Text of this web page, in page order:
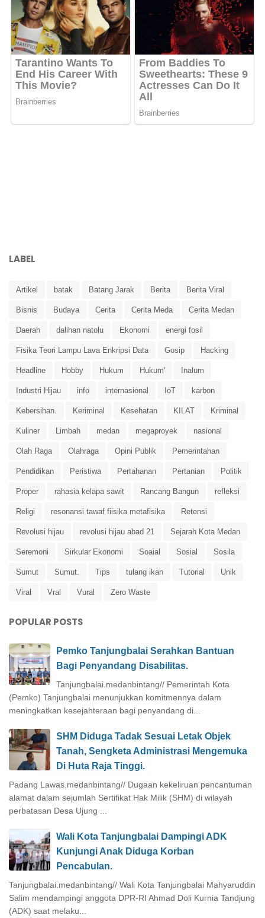
LABEL
Artikel batak Batang Jarak Berita Berita Viral
Bisnis Budaya Cerita Cerita Meda Cerita Medan
Daerah dalihan natolu Ekonomi energi fosil
Fisika Teori Lampu Lava Enkripsi Data Gosip Hacking
Headline Hobby Hukum Hukum' Inalum
Industri Hijau info internasional IoT karbon
Kebersihan. Keriminal Kesehatan KILAT Kriminal
Kuliner Limbah medan megaproyek nasional
Olah Raga Olahraga Opini Publik Pemerintahan
Pendidikan Peristiwa Pertahanan Pertanian Politik
Proper rahasia kelapa sawit Rancang Bangun refleksi
Religi resonansi tawaf fiisika metafisika Retensi
Revolusi hijau revolusi hijau abad 21 Sejarah Kota Medan
Seremoni Sirkular Ekonomi Soaial Sosial Sosila
Sumut Sumut. Tips tulang ikan Tutorial Unik
Viral Vral Vural Zero Waste
POPULAR POSTS
Pemko Tanjungbalai Serahkan Bantuan
Bagi Penyandang Disabilitas.
Tanjungbalai.medanbintang// Pemerintah Kota
(Pemko) Tanjungbalai menunjukkan komitmennya dalam
meningkatkan kesejahteraan bagi penyandang di...
SHM Diduga Tadak Sesuai Letak Objek
Tanah, Sengketa Administrasi Mengemuka
Di Huta Raja Tinggi.
Padang Lawas.medanbintang// Dugaan kekeliruan pencantuman
alamat dalam sejumlah Sertifikat Hak Milik (SHM) di wilayah
perbatasan Desa Ujung ...
Wali Kota Tanjungbalai Dampingi ADK
Kunjungi Anak Diduga Korban
Pencabulan.
Tanjungbalai.medanbintang// Wali Kota Tanjungbalai Mahyaruddin
Salim mendampingi anggota DPR-RI Ahmad Doli Kurnia Tandjung
(ADK) saat melaku...